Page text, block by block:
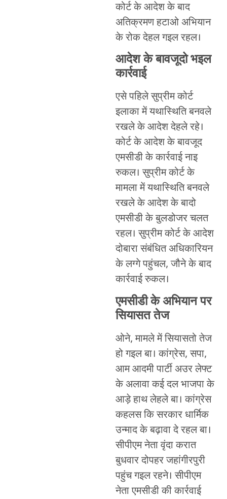
कोर्ट के आदेश के बाद
अतिक्रमण हटाओ अभियान
के रोक देहल गइल रहल।
आदेश के बावजूदो भइल
कार्रवाई
एसे पहिले सुप्रीम कोर्ट
इलाका में यथास्थिति बनवले
रखले के आदेश देहले रहे।
कोर्ट के आदेश के बावजूद
एमसीडी के कार्रवाई नाइ
रुकल। सुप्रीम कोर्ट के
मामला में यथास्थिति बनवले
रखले के आदेश के बादो
एमसीडी के बुलडोजर चलत
रहल। सुप्रीम कोर्ट के आदेश
दोबारा संबंधित अधिकारियन
के लग्गे पहुंचल, जौने के बाद
कार्रवाई रुकल।
एमसीडी के अभियान पर
सियासत तेज
ओने, मामले में सियासतो तेज
हो गइल बा। कांग्रेस, सपा,
आम आदमी पार्टी अउर लेफ्ट
के अलावा कई दल भाजपा के
आड़े हाथ लेहले बा। कांग्रेस
कहलस कि सरकार धार्मिक
उन्माद के बढ़ावा दे रहल बा।
सीपीएम नेता वृंदा करात
बुधवार दोपहर जहांगीरपुरी
पहुंच गइल रहने। सीपीएम
नेता एमसीडी की कार्रवाई